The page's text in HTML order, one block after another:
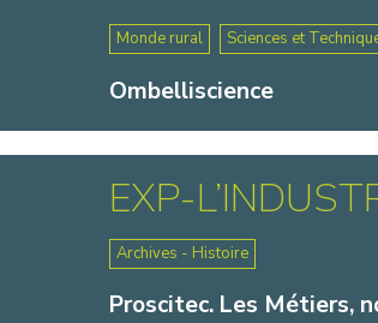
Ombelliscience
Monde rural Sciences et
EXP-
Proscitec. Les Métiers,
Archives - Histoire